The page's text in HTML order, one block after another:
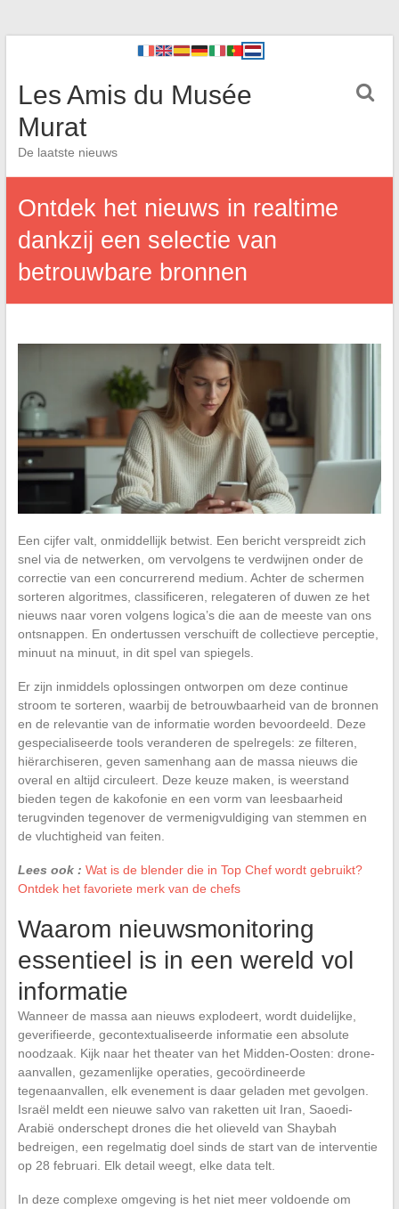
Les Amis du Musée
Murat
De laatste nieuws
Ontdek het nieuws in realtime
dankzij een selectie van
betrouwbare bronnen
Een cijfer valt, onmiddellijk betwist. Een bericht verspreidt zich
snel via de netwerken, om vervolgens te verdwijnen onder de
correctie van een concurrerend medium. Achter de schermen
sorteren algoritmes, classificeren, relegateren of duwen ze het
nieuws naar voren volgens logica’s die aan de meeste van ons
ontsnappen. En ondertussen verschuift de collectieve perceptie,
minuut na minuut, in dit spel van spiegels.
Er zijn inmiddels oplossingen ontworpen om deze continue
stroom te sorteren, waarbij de betrouwbaarheid van de bronnen
en de relevantie van de informatie worden bevoordeeld. Deze
gespecialiseerde tools veranderen de spelregels: ze filteren,
hiërarchiseren, geven samenhang aan de massa nieuws die
overal en altijd circuleert. Deze keuze maken, is weerstand
bieden tegen de kakofonie en een vorm van leesbaarheid
terugvinden tegenover de vermenigvuldiging van stemmen en
de vluchtigheid van feiten.
Lees ook : Wat is de blender die in Top Chef wordt gebruikt?
Ontdek het favoriete merk van de chefs
Waarom nieuwsmonitoring
essentieel is in een wereld vol
informatie
Wanneer de massa aan nieuws explodeert, wordt duidelijke,
geverifieerde, gecontextualiseerde informatie een absolute
noodzaak. Kijk naar het theater van het Midden-Oosten: drone-
aanvallen, gezamenlijke operaties, gecoördineerde
tegenaanvallen, elk evenement is daar geladen met gevolgen.
Israël meldt een nieuwe salvo van raketten uit Iran, Saoedi-
Arabië onderschept drones die het olieveld van Shaybah
bedreigen, een regelmatig doel sinds de start van de interventie
op 28 februari. Elk detail weegt, elke data telt.
In deze complexe omgeving is het niet meer voldoende om